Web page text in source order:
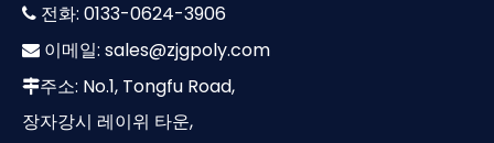
 전화: 0133-0624-3906
 이메일: sales@zjgpoly.com
주소: No.1, Tongfu Road,
장자강시 레이위 타운,